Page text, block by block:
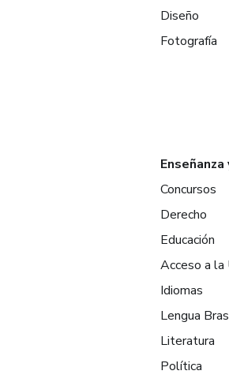
Diseño
Fotografía
Concursos
Derecho
Educación
Acceso a la
Idiomas
Lengua
Literatura
Política